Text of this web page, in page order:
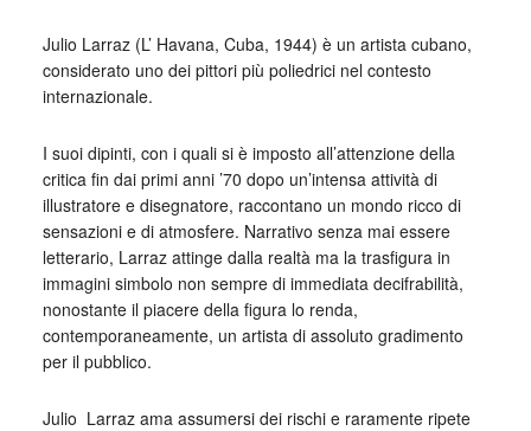
Julio Larraz (L’ Havana, Cuba, 1944) è un artista cubano,
considerato uno dei pittori più poliedrici nel contesto
internazionale.
I suoi dipinti, con i quali si è imposto all’attenzione della
critica fin dai primi anni ’70 dopo un’intensa attività di
illustratore e disegnatore, raccontano un mondo ricco di
sensazioni e di atmosfere. Narrativo senza mai essere
letterario, Larraz attinge dalla realtà ma la trasfigura in
immagini simbolo non sempre di immediata decifrabilità,
nonostante il piacere della figura lo renda,
contemporaneamente, un artista di assoluto gradimento
per il pubblico.
Julio Larraz ama assumersi dei rischi e raramente ripete